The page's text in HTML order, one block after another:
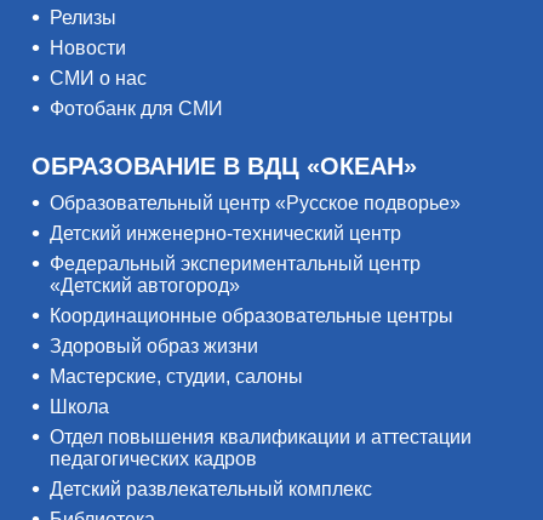
Релизы
Новости
СМИ о нас
Фотобанк для СМИ
ОБРАЗОВАНИЕ В ВДЦ «ОКЕАН»
Образовательный центр «Русское подворье»
Детский инженерно-технический центр
Федеральный экспериментальный центр
«Детский автогород»
Координационные образовательные центры
Здоровый образ жизни
Мастерские, студии, салоны
Школа
Отдел повышения квалификации и аттестации
педагогических кадров
Детский развлекательный комплекс